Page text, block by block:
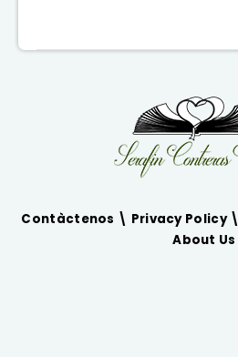
Contàctenos \ Privacy Policy \
About Us